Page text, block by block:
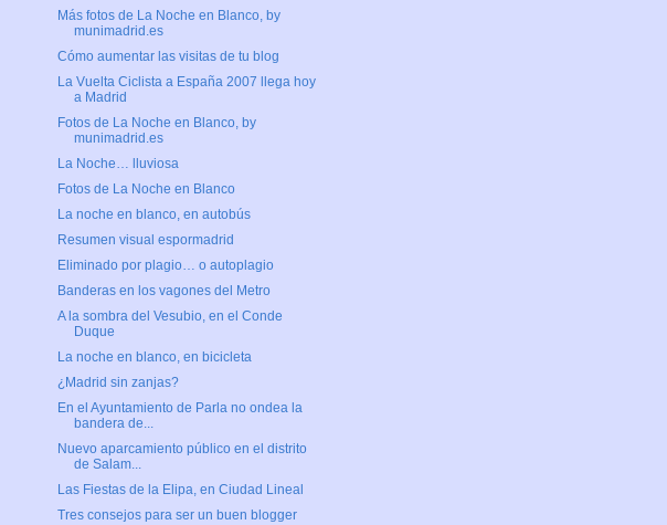
Más fotos de La Noche en Blanco, by
munimadrid.es
Cómo aumentar las visitas de tu blog
La Vuelta Ciclista a España 2007 llega hoy
a Madrid
Fotos de La Noche en Blanco, by
munimadrid.es
La Noche… lluviosa
Fotos de La Noche en Blanco
La noche en blanco, en autobús
Resumen visual espormadrid
Eliminado por plagio… o autoplagio
Banderas en los vagones del Metro
A la sombra del Vesubio, en el Conde
Duque
La noche en blanco, en bicicleta
¿Madrid sin zanjas?
En el Ayuntamiento de Parla no ondea la
bandera de...
Nuevo aparcamiento público en el distrito
de Salam...
Las Fiestas de la Elipa, en Ciudad Lineal
Tres consejos para ser un buen blogger